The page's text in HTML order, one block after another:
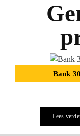
Bank 30
Lees